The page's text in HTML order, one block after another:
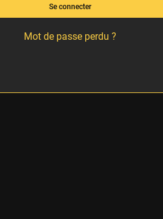
Se connecter
Mot de passe perdu ?